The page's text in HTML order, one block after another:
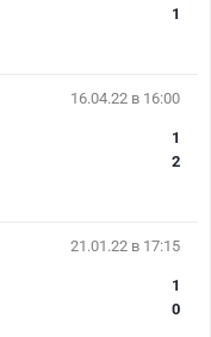
1
16.04.22 в 16:00
1
2
21.01.22 в 17:15
1
0